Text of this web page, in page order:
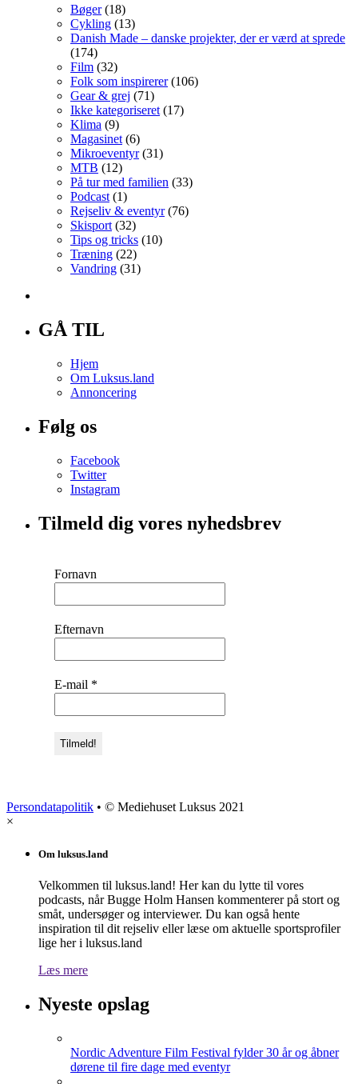
Bøger(18)
Cykling (13)
Danish Made – danske projekter, der er værd at sprede
(174)
Film (32)
Folk som inspirerer(106)
Gear & grej (71)
Ikke kategoriseret (17)
Klima (9)
Magasinet (6)
Mikroeventyr(31)
MTB (12)
På tur med familien (33)
Podcast (1)
Rejseliv & eventyr(76)
Skisport (32)
Tips og tricks (10)
Træning (22)
Vandring (31)
GÅ TIL
Hjem
Om Luksus.land
Annoncering
Følg os
Facebook
Twitter
Instagram
Tilmeld dig vores nyhedsbrev
Fornavn
Efternavn
E-mail *
Persondatapolitik • © Mediehuset Luksus 2021
×
Om luksus.land
Velkommen til luksus.land! Her kan du lytte til vores
podcasts, når Bugge Holm Hansen kommenterer på stort og
småt, undersøger og interviewer. Du kan også hente
inspiration til dit rejseliv eller læse om aktuelle sportsprofiler
lige her i luksus.land
Læs mere
Nyeste opslag
Nordic Adventure Film Festival fylder 30 år og åbner
dørene til fire dage med eventyr